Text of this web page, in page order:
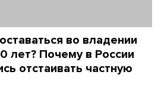
во владении
лет? Почему в России
отстаивать частную